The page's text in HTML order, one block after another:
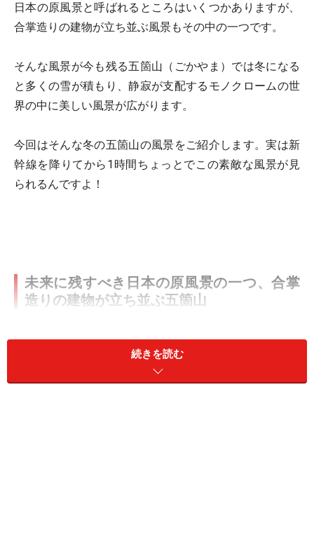
日本の原風景と呼ばれるところはいくつかありますが、
合掌造りの建物が立ち並ぶ風景もその中の一つです。
そんな風景が今も残る五箇山（ごかやま）では冬になる
と多くの雪が積もり、静寂が支配するモノクロームの世
界の中に美しい風景が広がります。
今回はそんな冬の五箇山の風景をご紹介します。実は新
幹線を降りてから1時間ちょっとでこの素敵な風景が見
られるんですよ！
未来に残すべき日本の原風景の一つ、合掌
造りの建物が立ち並ぶ五箇山
冬の五箇山・菅沼合掌集落。雪の向こうに合掌造りの建物が
点在する風景が望めます（2015年3月撮影）
続きを読む